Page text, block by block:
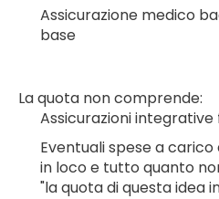
Assicurazione medico
base
La quota non comprende:
Assicurazioni
Eventuali spese a
in loco e tutto quanto
"la quota di questa idea